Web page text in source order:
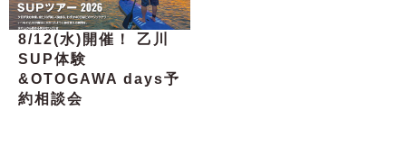
8/12(水)開催！ 乙川
SUP体験
&OTOGAWA days予
約相談会